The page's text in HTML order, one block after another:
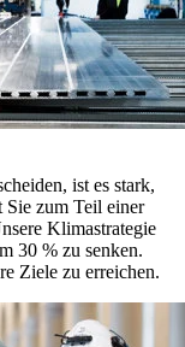
ist es stark,
zum Teil einer
Klimastrategie
30 % zu senken.
Ziele zu erreichen.